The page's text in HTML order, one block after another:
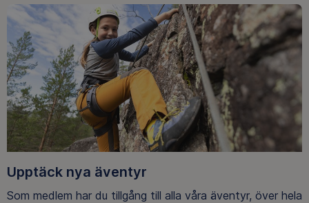
Upptäck nya äventyr
Som medlem har du tillgång till alla våra äventyr, över hela